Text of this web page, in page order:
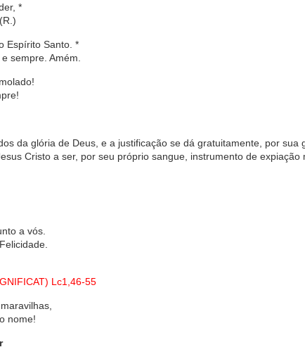
*
Espírito Santo. *
sempre. Amém.
da glória de Deus, e a justificação se dá gratuitamente, por
Cristo a ser, por seu próprio sangue, instrumento de
a vós.
Lc1,46-55
nome!